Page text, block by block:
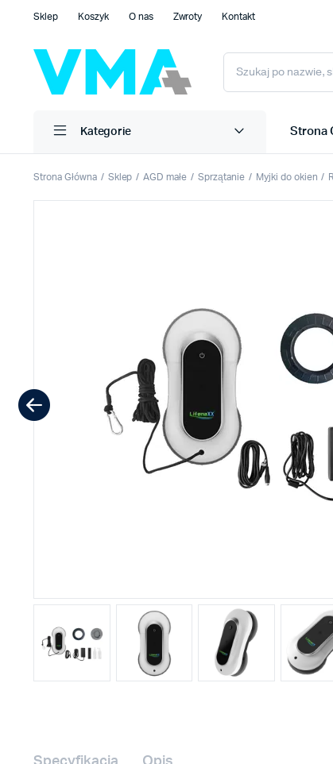
Sklep Koszyk O nas Zwroty Kontakt
Kategorie Strona
Strona Główna Sklep AGD małe Sprzątanie Myjki do okien